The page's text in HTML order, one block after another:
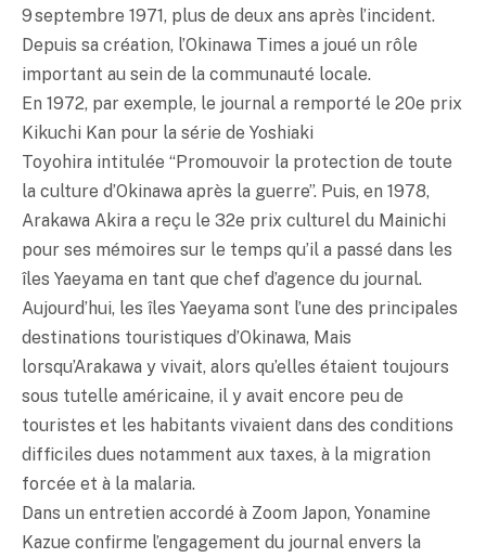
9 septembre 1971, plus de deux ans après l’incident.
Depuis sa création, l’Okinawa Times a joué un rôle
important au sein de la communauté locale.
En 1972, par exemple, le journal a remporté le 20e prix
Kikuchi Kan pour la série de Yoshiaki
Toyohira intitulée “Promouvoir la protection de toute
la culture d’Okinawa après la guerre”. Puis, en 1978,
Arakawa Akira a reçu le 32e prix culturel du Mainichi
pour ses mémoires sur le temps qu’il a passé dans les
îles Yaeyama en tant que chef d’agence du journal.
Aujourd’hui, les îles Yaeyama sont l’une des principales
destinations touristiques d’Okinawa, Mais
lorsqu’Arakawa y vivait, alors qu’elles étaient toujours
sous tutelle américaine, il y avait encore peu de
touristes et les habitants vivaient dans des conditions
difficiles dues notamment aux taxes, à la migration
forcée et à la malaria.
Dans un entretien accordé à Zoom Japon, Yonamine
Kazue confirme l’engagement du journal envers la